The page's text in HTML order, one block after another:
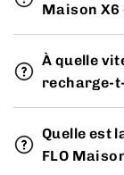
Maison X6
À quelle
recharge-
Quelle est
FLO